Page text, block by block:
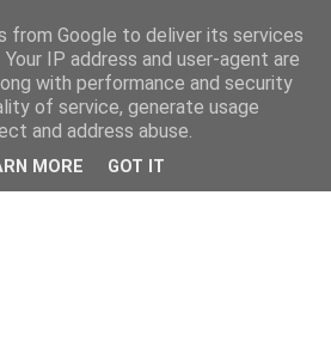
from Google to deliver its services
IP address and user-agent are
with performance and security
of service, generate usage
and address abuse.
MORE GOT IT